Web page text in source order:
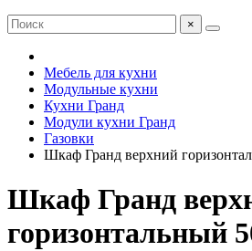
×
Мебель для кухни
Модульные кухни
Кухни Гранд
Модули кухни Гранд
Газовки
Шкаф Гранд верхний
Шкаф Гранд
горизонтальный